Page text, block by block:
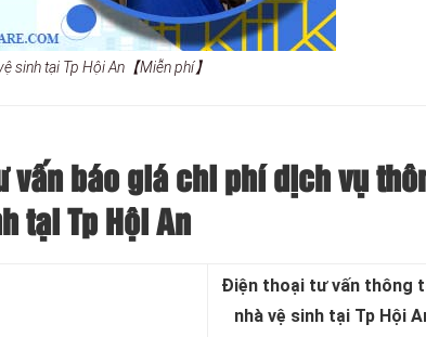
sinh tại Tp Hội An【Miễn phí】
vấn báo giá chi phí dịch vụ
tại Tp Hội An
Điện thoại tư vấn thông
nhà vệ sinh tại Tp Hội